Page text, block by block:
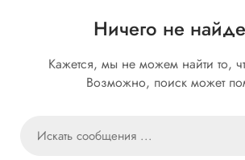
Ничего не
Кажется, мы не можем найти то,
Возможно, поиск может